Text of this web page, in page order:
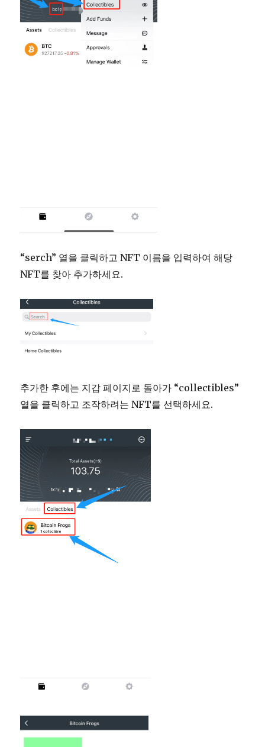
“serch” 열을 클릭하고 NFT 이름을 입력하여 해당
NFT를 찾아 추가하세요.
추가한 후에는 지갑 페이지로 돌아가 “collectibles”
열을 클릭하고 조작하려는 NFT를 선택하세요.